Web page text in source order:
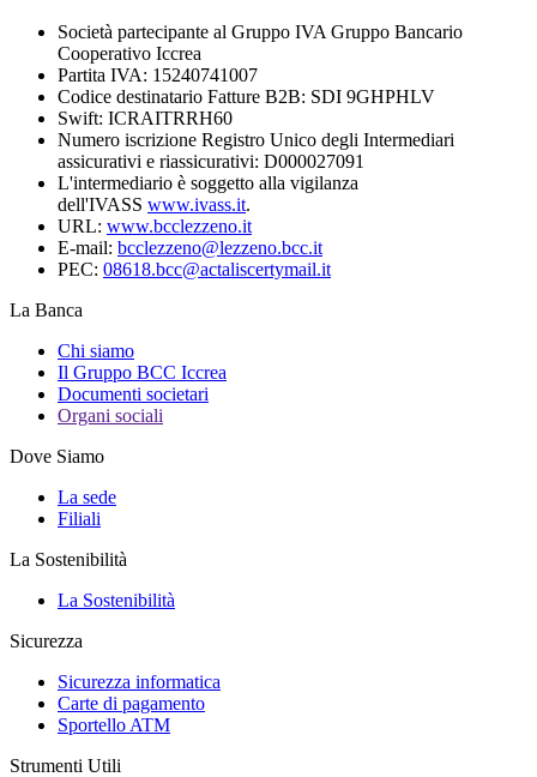
Società partecipante al Gruppo IVA Gruppo Bancario
Cooperativo Iccrea
Partita IVA: 15240741007
Codice destinatario Fatture B2B: SDI 9GHPHLV
Swift: ICRAITRRH60
Numero iscrizione Registro Unico degli Intermediari
assicurativi e riassicurativi: D000027091
L'intermediario è soggetto alla vigilanza
dell'IVASS www.ivass.it.
URL: www.bcclezzeno.it
E-mail: bcclezzeno@lezzeno.bcc.it
PEC: 08618.bcc@actaliscertymail.it
La Banca
Chi siamo
Il Gruppo BCC Iccrea
Documenti societari
Organi sociali
Dove Siamo
La sede
Filiali
La Sostenibilità
La Sostenibilità
Sicurezza
Sicurezza informatica
Carte di pagamento
Sportello ATM
Strumenti Utili